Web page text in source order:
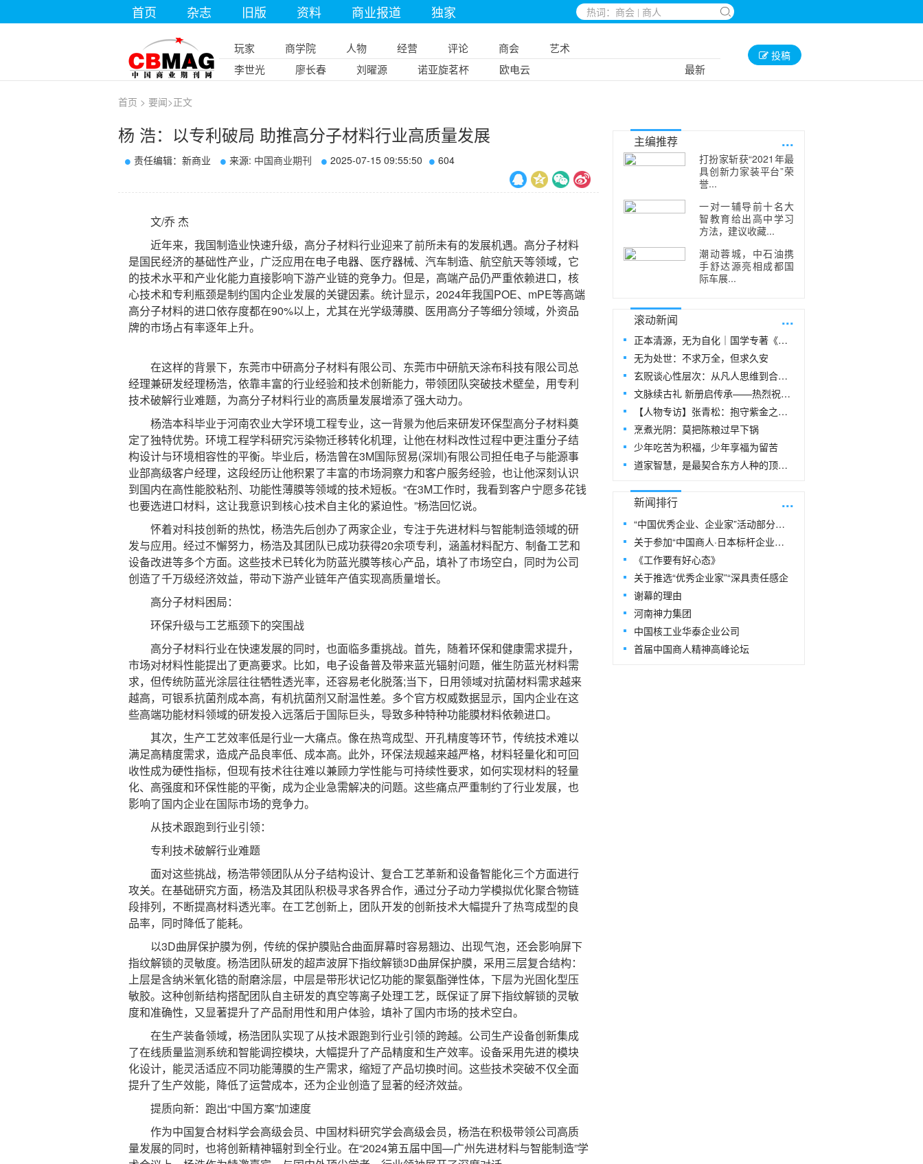
首页 杂志 旧版 资料 商业报道 独家
玩家 商学院 人物 经营 评论 商会
艺术
李世光
廖长春 刘曜源 诺亚旋茗杯 欧电云 最新
投稿
首页 > 要闻>正文
杨 浩：以专利破局 助推高分子材料行业高质量发展
责任编辑：新商业 来源: 中国商业期刊 2025-07-15 09:55:50 604
文/乔 杰
近年来，我国制造业快速升级，高分子材料行业迎来了前所未有的发展机遇。高分子材料
是国民经济的基础性产业，广泛应用在电子电器、医疗器械、汽车制造、航空航天等领域，它
的技术水平和产业化能力直接影响下游产业链的竞争力。但是，高端产品仍严重依赖进口，核
心技术和专利瓶颈是制约国内企业发展的关键因素。统计显示，2024年我国POE、mPE等高端
高分子材料的进口依存度都在90%以上，尤其在光学级薄膜、医用高分子等细分领域，外资品
牌的市场占有率逐年上升。
在这样的背景下，东莞市中研高分子材料有限公司、东莞市中研航天涂布科技有限公司总
经理兼研发经理杨浩，依靠丰富的行业经验和技术创新能力，带领团队突破技术壁垒，用专利
技术破解行业难题，为高分子材料行业的高质量发展增添了强大动力。
杨浩本科毕业于河南农业大学环境工程专业，这一背景为他后来研发环保型高分子材料奠
定了独特优势。环境工程学科研究污染物迁移转化机理，让他在材料改性过程中更注重分子结
构设计与环境相容性的平衡。毕业后，杨浩曾在3M国际贸易(深圳)有限公司担任电子与能源事
业部高级客户经理，这段经历让他积累了丰富的市场洞察力和客户服务经验，也让他深刻认识
到国内在高性能胶粘剂、功能性薄膜等领域的技术短板。“在3M工作时，我看到客户宁愿多花钱
也要选进口材料，这让我意识到核心技术自主化的紧迫性。”杨浩回忆说。
怀着对科技创新的热忱，杨浩先后创办了两家企业，专注于先进材料与智能制造领域的研
发与应用。经过不懈努力，杨浩及其团队已成功获得20余项专利，涵盖材料配方、制备工艺和
设备改进等多个方面。这些技术已转化为防蓝光膜等核心产品，填补了市场空白，同时为公司
创造了千万级经济效益，带动下游产业链年产值实现高质量增长。
高分子材料困局：
环保升级与工艺瓶颈下的突围战
高分子材料行业在快速发展的同时，也面临多重挑战。首先，随着环保和健康需求提升，
市场对材料性能提出了更高要求。比如，电子设备普及带来蓝光辐射问题，催生防蓝光材料需
求，但传统防蓝光涂层往往牺牲透光率，还容易老化脱落;当下，日用领域对抗菌材料需求越来
越高，可银系抗菌剂成本高，有机抗菌剂又耐温性差。多个官方权威数据显示，国内企业在这
些高端功能材料领域的研发投入远落后于国际巨头，导致多种特种功能膜材料依赖进口。
其次，生产工艺效率低是行业一大痛点。像在热弯成型、开孔精度等环节，传统技术难以
满足高精度需求，造成产品良率低、成本高。此外，环保法规越来越严格，材料轻量化和可回
收性成为硬性指标，但现有技术往往难以兼顾力学性能与可持续性要求，如何实现材料的轻量
化、高强度和环保性能的平衡，成为企业急需解决的问题。这些痛点严重制约了行业发展，也
影响了国内企业在国际市场的竞争力。
从技术跟跑到行业引领：
专利技术破解行业难题
面对这些挑战，杨浩带领团队从分子结构设计、复合工艺革新和设备智能化三个方面进行
攻关。在基础研究方面，杨浩及其团队积极寻求各界合作，通过分子动力学模拟优化聚合物链
段排列，不断提高材料透光率。在工艺创新上，团队开发的创新技术大幅提升了热弯成型的良
品率，同时降低了能耗。
以3D曲屏保护膜为例，传统的保护膜贴合曲面屏幕时容易翘边、出现气泡，还会影响屏下
指纹解锁的灵敏度。杨浩团队研发的超声波屏下指纹解锁3D曲屏保护膜，采用三层复合结构：
上层是含纳米氧化锆的耐磨涂层，中层是带形状记忆功能的聚氨酯弹性体，下层为光固化型压
敏胶。这种创新结构搭配团队自主研发的真空等离子处理工艺，既保证了屏下指纹解锁的灵敏
度和准确性，又显著提升了产品耐用性和用户体验，填补了国内市场的技术空白。
在生产装备领域，杨浩团队实现了从技术跟跑到行业引领的跨越。公司生产设备创新集成
了在线质量监测系统和智能调控模块，大幅提升了产品精度和生产效率。设备采用先进的模块
化设计，能灵活适应不同功能薄膜的生产需求，缩短了产品切换时间。这些技术突破不仅全面
提升了生产效能，降低了运营成本，还为企业创造了显著的经济效益。
提质向新：跑出“中国方案”加速度
作为中国复合材料学会高级会员、中国材料研究学会高级会员，杨浩在积极带领公司高质
量发展的同时，也将创新精神辐射到全行业。在“2024第五届中国—广州先进材料与智能制造”学
主编推荐 ...
打扮家斩获“2021年最
具创新力家装平台”荣
誉...
一对一辅导前十名大
智教育给出高中学习
方法，建议收藏...
潮动蓉城，中石油携
手舒达源亮相成都国
际车展...
滚动新闻 ...
正本清源，无为自化｜国学专著《玄贶思想》
无为处世：不求万全，但求久安
玄贶谈心性层次：从凡人思维到合道思维
文脉续古礼 新册启传承——热烈祝贺玄
【人物专访】张青松：抱守紫金之阳，在周易
烹煮光阴：莫把陈粮过早下锅
少年吃苦为积福，少年享福为留苦
道家智慧，是最契合东方人种的顶级生命指
新闻排行 ...
“中国优秀企业、企业家”活动部分风采
关于参加“中国商人·日本标杆企业研修
《工作要有好心态》
关于推选“优秀企业家”“深具责任感企
谢幕的理由
河南神力集团
中国核工业华泰企业公司
首届中国商人精神高峰论坛